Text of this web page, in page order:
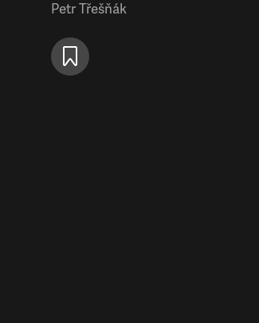
Petr Třešňák